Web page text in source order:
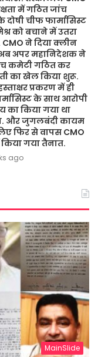
में गठित जांच
चीफ फार्मासिस्ट
को बचाने में उतरा
ने दिया क्लीन
अब अपर महानिदेशक ने
कमेटी गठित कर
का खेल किया शुरू.
प्रकरण में ही
के साथ आरोपी
का किया गया था
और जुगलबंदी कायम
फिर से वापस CMO
गया तैनात.
ago
MainSlide